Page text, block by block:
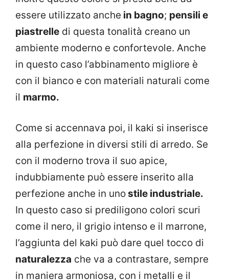
essere utilizzato anche in bagno; pensili e
piastrelle di questa tonalità creano un
ambiente moderno e confortevole. Anche
in questo caso l’abbinamento migliore è
con il bianco e con materiali naturali come
il marmo.
Come si accennava poi, il kaki si inserisce
alla perfezione in diversi stili di arredo. Se
con il moderno trova il suo apice,
indubbiamente può essere inserito alla
perfezione anche in unostile industriale.
In questo caso si prediligono colori scuri
come il nero, il grigio intenso e il marrone,
l’aggiunta del kaki può dare quel tocco di
naturalezza che va a contrastare, sempre
in maniera armoniosa, con i metalli e il